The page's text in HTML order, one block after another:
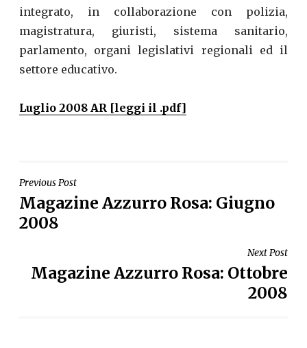
integrato, in collaborazione con polizia,
magistratura, giuristi, sistema sanitario,
parlamento, organi legislativi regionali ed il
settore educativo.
Luglio 2008 AR [leggi il .pdf]
NAVIGAZIONE
ARTICOLI
Previous Post
Magazine Azzurro Rosa: Giugno
2008
Next Post
Magazine Azzurro Rosa: Ottobre
2008